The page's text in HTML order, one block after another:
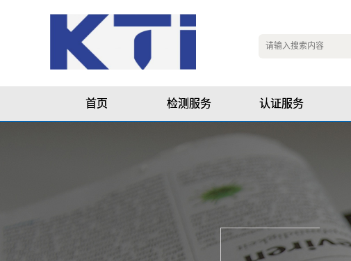
首页 检测服务 认证服务